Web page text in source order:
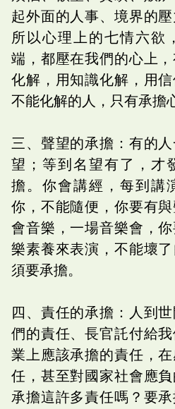
起外面的人事、境界的壓
所以心理上的七情六欲
端，都壓在我們的心上
化解，用知識化解，用
不能化解的人，只有承擔
三、聲望的承擔：有的
望；等到名望有了，才
擔。你會講經，每到講
你，不能隨便，你要有
會音樂，一場音樂會，
樂素養來表演，不能壞
須要承擔。
四、責任的承擔：人到
們的責任、長官託付給
業上應該承擔的責任，
任，甚至對國家社會應
承擔這許多責任嗎？要